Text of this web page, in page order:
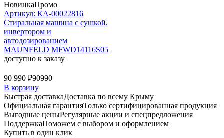
НовинкаПромо
Артикул: КА-00022816
Стиральная машина c сушкой,
инвертором и
автодозированием
MAUNFELD MFWD14116S05
доступно к заказу
90 990 ₽90990
В корзину
Быстрая доставкаДоставка по всему Крыму
Официальная гарантияТолько сертифицированная продукция
Выгодные ценыРегулярные акции и спецпредложения
ПоддержкаПоможем с выбором и оформлением
Купить в один клик